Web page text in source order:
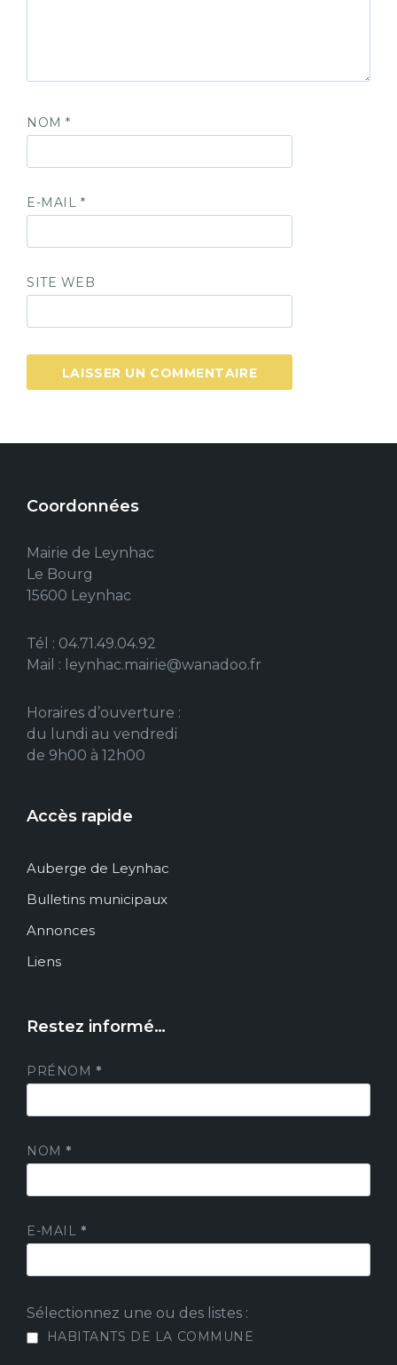
NOM*
E-MAIL *
SITE WEB
Coordonnées
Mairie de Leynhac
Le Bourg
15600 Leynhac
Tél : 04.71.49.04.92
Mail : leynhac.mairie@wanadoo.fr
Horaires d’ouverture :
du lundi au vendredi
de 9h00 à 12h00
Accès rapide
Auberge de Leynhac
Bulletins municipaux
Annonces
Liens
Restez informé…
PRÉNOM *
NOM *
E-MAIL *
Sélectionnez une ou des listes :
HABITANTS DE LA COMMUNE